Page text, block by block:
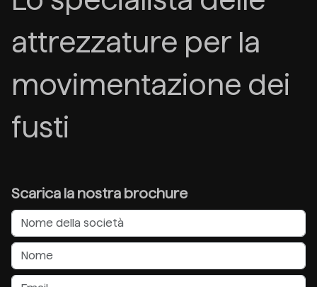
attrezzature per la
movimentazione dei
fusti
Scarica la nostra brochure